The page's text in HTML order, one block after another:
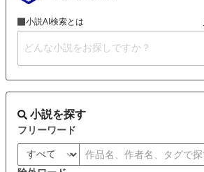
小説AI検索とは
小説を探す
フリーワード